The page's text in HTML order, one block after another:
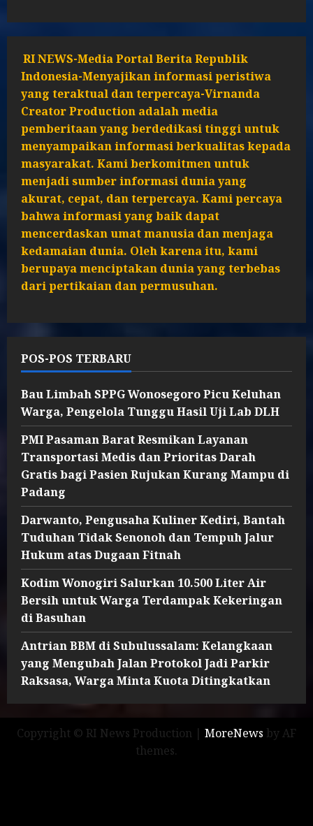
RI NEWS-Media Portal Berita Republik
Indonesia-Menyajikan informasi peristiwa
yang teraktual dan terpercaya-Virnanda
Creator Production adalah media
pemberitaan yang berdedikasi tinggi untuk
menyampaikan informasi berkualitas kepada
masyarakat. Kami berkomitmen untuk
menjadi sumber informasi dunia yang
akurat, cepat, dan terpercaya. Kami percaya
bahwa informasi yang baik dapat
mencerdaskan umat manusia dan menjaga
kedamaian dunia. Oleh karena itu, kami
berupaya menciptakan dunia yang terbebas
dari pertikaian dan permusuhan.
POS-POS TERBARU
Bau Limbah SPPG Wonosegoro Picu Keluhan
Warga, Pengelola Tunggu Hasil Uji Lab DLH
PMI Pasaman Barat Resmikan Layanan
Transportasi Medis dan Prioritas Darah
Gratis bagi Pasien Rujukan Kurang Mampu di
Padang
Darwanto, Pengusaha Kuliner Kediri, Bantah
Tuduhan Tidak Senonoh dan Tempuh Jalur
Hukum atas Dugaan Fitnah
Kodim Wonogiri Salurkan 10.500 Liter Air
Bersih untuk Warga Terdampak Kekeringan
di Basuhan
Antrian BBM di Subulussalam: Kelangkaan
yang Mengubah Jalan Protokol Jadi Parkir
Raksasa, Warga Minta Kuota Ditingkatkan
Copyright © RI News Production | MoreNews by AF
themes.